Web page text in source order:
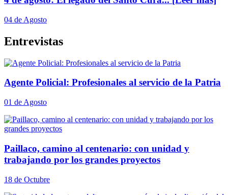
04 de Agosto
Entrevistas
Agente Policial: Profesionales al servicio de la Patria
01 de Agosto
Paillaco, camino al centenario: con unidad y
trabajando por los grandes proyectos
18 de Octubre